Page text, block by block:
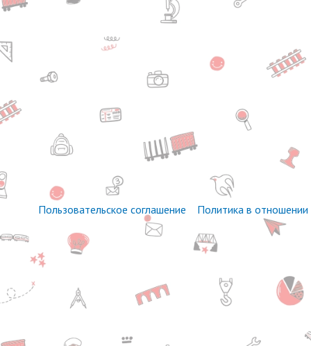
Пользовательское соглашение Политика в